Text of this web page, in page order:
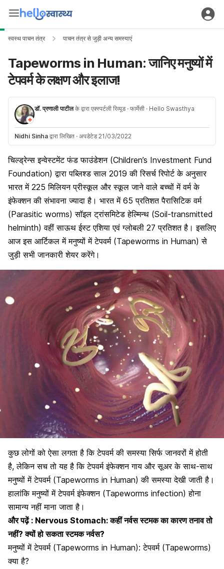
स्वस्थ पाचन तंत्र पाचन तंत्र से जुड़ी अन्य समस्याएं
Tapeworms in Human: जानिए मनुष्यों में
टेपवर्म के लक्षण और इलाज!
डॉ. प्रणाली पाटीलके द्वारा एक्स्पर्टली रिव्यूड · फार्मेसी · Hello Swasthya
Nidhi Sinha द्वारा लिखित · अपडेटेड 21/03/2022
चिल्ड्रेन्स इन्वेस्टमेंट फंड फाउंडेशन (Children’s Investment Fund
Foundation) द्वारा पब्लिश्ड साल 2019 की रिसर्च रिपोर्ट के अनुसार
भारत में 225 मिलियन प्रीस्कूल और स्कूल जाने वाले बच्चों में वर्म के
इंफेक्शन की संभावना ज्यादा है। भारत में 65 प्रतिशत पैरासिटिक वर्म
(Parasitic worms) सॉइल ट्रांसमिटेड हेल्मिन्थ (Soil-transmitted
helminth) वहीं साऊथ ईस्ट एशिया एवं ग्लोबली 27 प्रतिशत है। इसलिए
आज इस आर्टिकल में मनुष्यों में टेपवर्म (Tapeworms in Human) से
जुड़ी सभी जानकारी शेयर करेंगे।
कुछ लोगों को ऐसा लगता है कि टेपवर्म की समस्या सिर्फ जानवरों में होती
है, लेकिन सच तो यह है कि टेपवर्म इंफेक्शन गाय और सूअर के साथ-साथ
मनुष्यों में टेपवर्म (Tapeworms in Human) की समस्या देखी जाती है।
हालांकि मनुष्यों में टेपवर्म इंफेक्शन (Tapeworms infection) होना
सामान्य नहीं माना जाता है।
और पढ़ें : Nervous Stomach: कहीं नर्वस स्टमक का कारण तनाव तो
नहीं? क्यों हो सकता स्टमक नर्वस?
मनुष्यों में टेपवर्म (Tapeworms in Human): टेपवर्म (Tapeworms)
क्या है?